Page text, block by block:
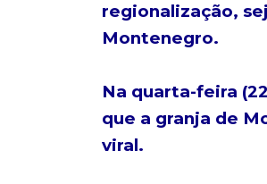
regionalização,
Montenegro.
Na quarta-feira
que a granja de
viral.